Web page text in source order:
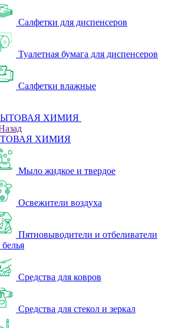
Салфетки для диспенсеров
Туалетная бумага для диспенсеров
Салфетки влажные
ХИМИЯ
ХИМИЯ
Мыло жидкое и твердое
Освежители воздуха
Пятновыводители и отбеливатели
белья
Средства для ковров
Средства для стекол и зеркал